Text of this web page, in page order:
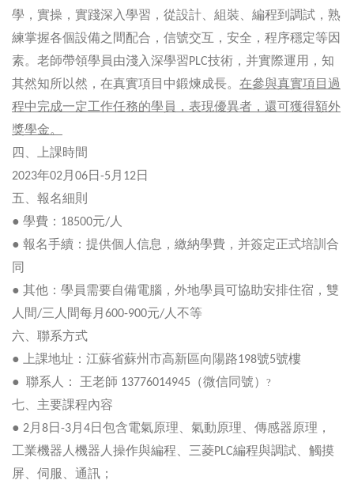
學，實操，實踐深入學習，從設計、組裝、編程到調試，熟
練掌握各個設備之間配合，信號交互，安全，程序穩定等因
素。老師帶領學員由淺入深學習PLC技術，并實際運用，知
其然知所以然，在真實項目中鍛煉成長。 在參與真實項目過
程中完成一定工作任務的學員，表現優異者，還可獲得額外
獎學金。
四、上課時間
2023年02月 06日 -5 月 12日
五、報名細則
● 學費： 18500元/ 人
● 報名手續：提供個人信息，繳納學費，并簽定正式培訓合
同
● 其他：學員需要自備電腦，外地學員可協助安排住宿，雙
人間/三人間每月 600-900元/ 人不等
六、聯系方式
●
上課地址：江蘇省蘇州市高新區向陽路198號5號樓
● 聯系人： 王老師 13776014945 （微信同號） ?
七、主要課程內容
● 2月 8日 -3月 4日包含電氣原理、氣動原理、傳感器原理，
工業機器人機器人操作與編程、三菱PLC編程與調試、觸摸
屏、伺服、通訊；